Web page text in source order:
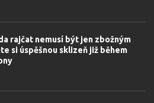
rajčat nemusí být jen zbožným
si úspěšnou sklizeň již během